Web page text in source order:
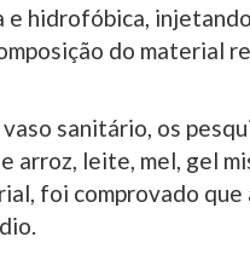
hidrofóbica,
do material
sanitário, os
arroz, leite, mel, gel
foi comprovado